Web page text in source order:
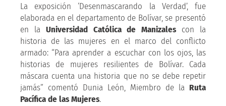
La exposición ‘Desenmascarando la Verdad’, fue
elaborada en el departamento de Bolívar, se presentó
en la Universidad Católica de Manizalescon la
historia de las mujeres en el marco del conflicto
armado: “Para aprender a escuchar con los ojos, las
historias de mujeres resilientes de Bolívar. Cada
máscara cuenta una historia que no se debe repetir
jamás” comentó Dunia León, Miembro de la Ruta
Pacífica de las Mujeres.